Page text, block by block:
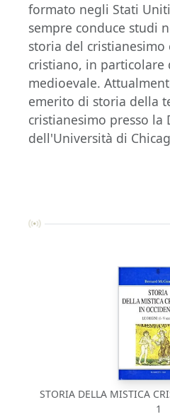
formato negli Stati
sempre conduce studi
storia del cristianesimo
cristiano, in particolare
medioevale.
emerito di storia della
cristianesimo presso la
dell'Università di
STORIA DELLA MISTICA
1